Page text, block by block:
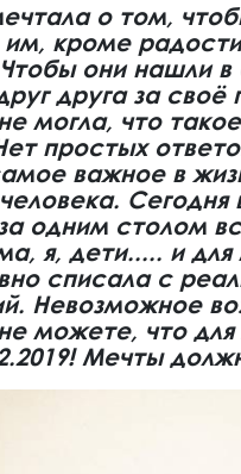
о том,
им, кроме
они нашли
друга за
могла, что
простых
важное в
одним столом
я, дети..... и
списала с
Невозможное
можете, что для
Мечты